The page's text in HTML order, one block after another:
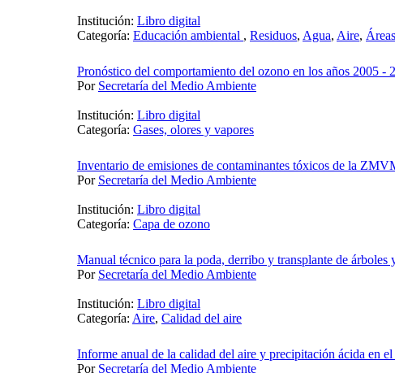
Institución: Libro digital
Categoría: Educación ambiental , Residuos, Agua, Aire,
Pronóstico del comportamiento del ozono en los años 2005 -
Por Secretaría del Medio Ambiente
Institución: Libro digital
Categoría: Gases, olores y vapores
Inventario de emisiones de contaminantes tóxicos de la
Por Secretaría del Medio Ambiente
Institución: Libro digital
Categoría: Capa de ozono
Manual técnico para la poda, derribo y transplante de
Por Secretaría del Medio Ambiente
Institución: Libro digital
Categoría: Aire, Calidad del aire
Informe anual de la calidad del aire y precipitación ácida en
Por Secretaría del Medio Ambiente